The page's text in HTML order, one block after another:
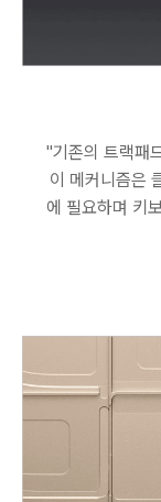
"기존의 트랙패
이 메커니즘은
에 필요하며 키